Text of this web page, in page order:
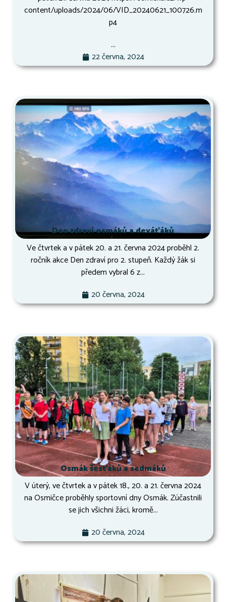
content/uploads/2024/06/VID_20240621_100726.m
p4
...
22 června, 2024
Den zdraví osmáků a deváťáků
Ve čtvrtek a v pátek 20. a 21. června 2024 proběhl 2.
ročník akce Den zdraví pro 2. stupeň. Každý žák si
předem vybral 6 z...
20 června, 2024
Osmák šesťáků a sedmáků
V úterý, ve čtvrtek a v pátek 18., 20. a 21. června 2024
na Osmičce proběhly sportovní dny Osmák. Zúčastnili
se jich všichni žáci, kromě...
20 června, 2024